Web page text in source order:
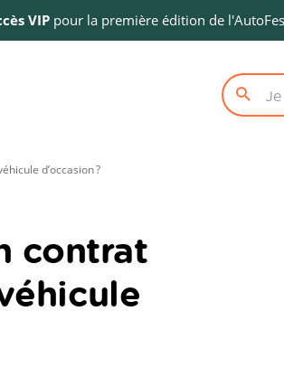
VIPpour la première édition de
d’occasion ?
contrat